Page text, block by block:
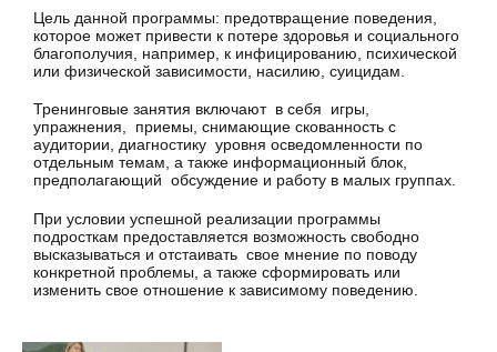
Цель данной программы: предотвращение поведения,
которое может привести к потере здоровья и социального
благополучия, например, к инфицированию, психической
или физической зависимости, насилию, суицидам.
Тренинговые занятия включают в себя игры,
упражнения, приемы, снимающие скованность с
аудитории, диагностику уровня осведомленности по
отдельным темам, а также информационный блок,
предполагающий обсуждение и работу в малых группах.
При условии успешной реализации программы
подросткам предоставляется возможность свободно
высказываться и отстаивать свое мнение по поводу
конкретной проблемы, а также сформировать или
изменить свое отношение к зависимому поведению.